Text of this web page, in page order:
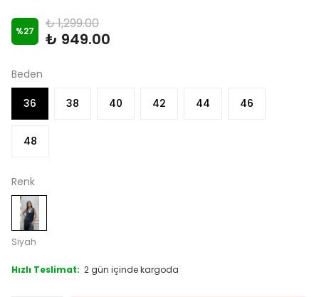
%27 ₺ 1,299.00
₺ 949.00
Beden
36 38 40 42 44 46
48
Renk
Siyah
Hızlı Teslimat: 2 gün içinde kargoda